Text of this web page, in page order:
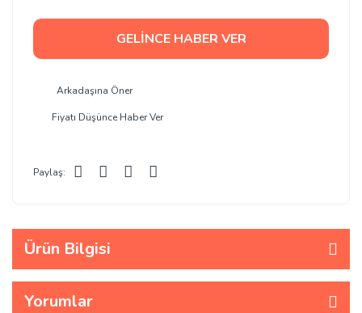
GELİNCE HABER VER
Arkadaşına Öner
Fiyatı Düşünce Haber Ver
Paylaş:
Ürün Bilgisi
Yorumlar